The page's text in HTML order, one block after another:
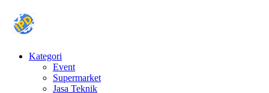
Kategori
Event
Supermarket
Jasa Teknik